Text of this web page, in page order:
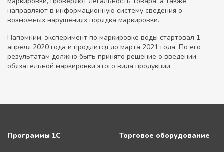
направляют в информационную систему сведения о
возможных нарушениях порядка маркировки.
Напомним, эксперимент по маркировке воды стартовал 1
апреля 2020 года и продлится до марта 2021 года. По его
результатам должно быть принято решение о введении
обязательной маркировки этого вида продукции.
Программы 1С Торговое оборудование